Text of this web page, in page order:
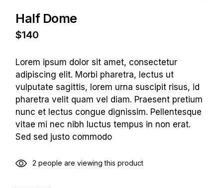
Half Dome
$140
Lorem ipsum dolor sit amet, consectetur
adipiscing elit. Morbi pharetra, lectus ut
vulputate sagittis, lorem urna suscipit risus, id
pharetra velit quam vel diam. Praesent pretium
nunc et lectus congue dignissim. Pellentesque
vitae mi nec nibh luctus tempus in non erat.
Sed sed justo commodo
2 people are viewing this product